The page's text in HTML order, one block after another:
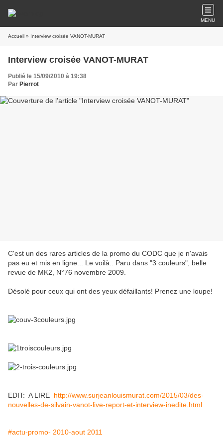
MENU
Accueil » Interview croisée VANOT-MURAT
Interview croisée VANOT-MURAT
Publié le 15/09/2010 à 19:38
Par Pierrot
C'est un des rares articles de la promo du CODC que je n'avais
pas eu et mis en ligne... Le voilà.. Paru dans "3 couleurs", belle
revue de MK2, N°76 novembre 2009.
Désolé pour ceux qui ont des yeux défaillants! Prenez une loupe!
EDIT: A LIRE http://www.surjeanlouismurat.com/2015/03/des-
nouvelles-de-silvain-vanot-live-report-et-interview-inedite.html
#actu-promo- 2010-aout 2011